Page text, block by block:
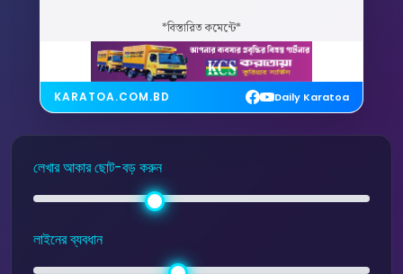
*বিস্তারিত কমেন্টে*
KARATOA.COM.BD Daily Karatoa
লেখার আকার ছোট-বড় করুন
লাইনের ব্যবধান